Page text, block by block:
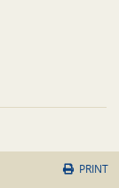
PRINT